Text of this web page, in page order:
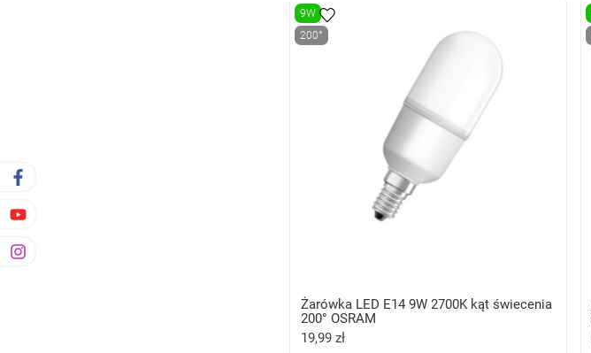
9W
200°
Żarówka LED E14 9W 2700K kąt świecenia
200° OSRAM
19,99 zł